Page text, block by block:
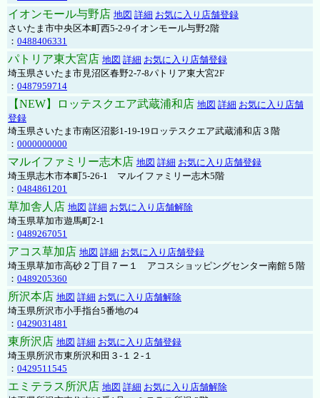
イオンモール与野店 地図 詳細 お気に入り店舗登録
さいたま市中央区本町西5-2-9イオンモール与野2階
： 0488406331
パトリア東大宮店 地図 詳細 お気に入り店舗登録
埼玉県さいたま市見沼区春野2-7-8パトリア東大宮2F
： 0487959714
【NEW】ロッテスクエア武蔵浦和店 地図 詳細 お気に入り店舗
登録
埼玉県さいたま市南区沼影1-19-19ロッテスクエア武蔵浦和店３階
： 0000000000
マルイファミリー志木店 地図 詳細 お気に入り店舗登録
埼玉県志木市本町5-26-1 マルイファミリー志木5階
： 0484861201
草加舎人店 地図 詳細 お気に入り店舗解除
埼玉県草加市遊馬町2-1
： 0489267051
アコス草加店 地図 詳細 お気に入り店舗登録
埼玉県草加市高砂２丁目７ー１ アコスショッピングセンター南館５階
： 0489205360
所沢本店 地図 詳細 お気に入り店舗解除
埼玉県所沢市小手指台5番地の4
： 0429031481
東所沢店 地図 詳細 お気に入り店舗登録
埼玉県所沢市東所沢和田３-１２-１
： 0429511545
エミテラス所沢店 地図 詳細 お気に入り店舗解除